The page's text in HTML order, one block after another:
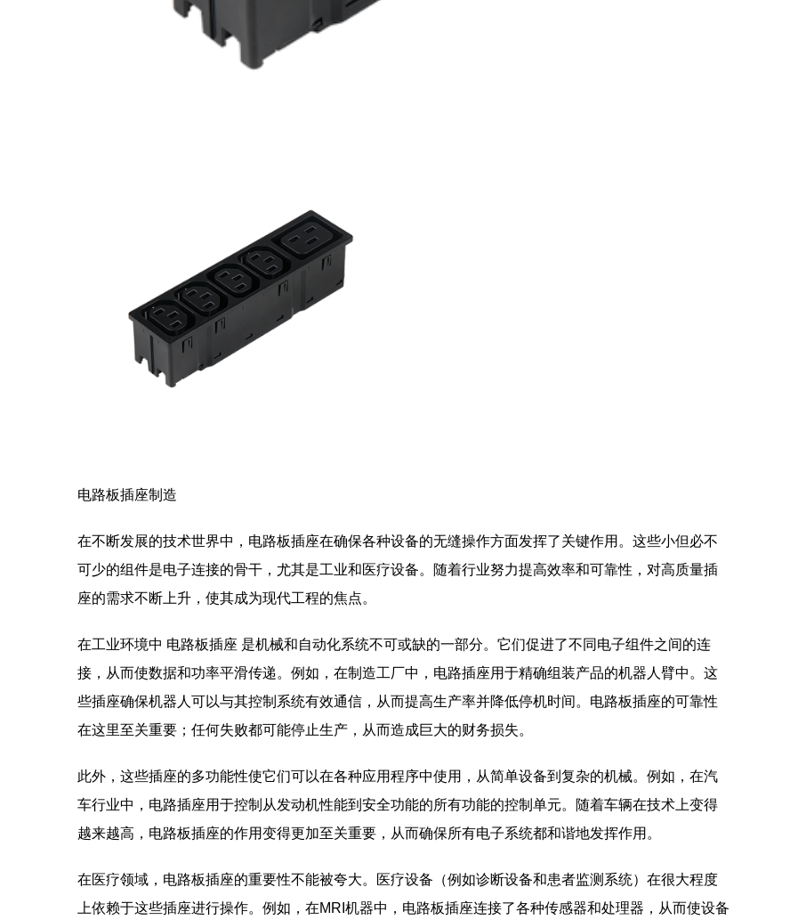
电路板插座制造
在不断发展的技术世界中，电路板插座在确保各种设备的无缝操作方面发挥了关键作用。这些小但必不
可少的组件是电子连接的骨干，尤其是工业和医疗设备。随着行业努力提高效率和可靠性，对高质量插
座的需求不断上升，使其成为现代工程的焦点。
在工业环境中 电路板插座 是机械和自动化系统不可或缺的一部分。它们促进了不同电子组件之间的连
接，从而使数据和功率平滑传递。例如，在制造工厂中，电路插座用于精确组装产品的机器人臂中。这
些插座确保机器人可以与其控制系统有效通信，从而提高生产率并降低停机时间。电路板插座的可靠性
在这里至关重要；任何失败都可能停止生产，从而造成巨大的财务损失。
此外，这些插座的多功能性使它们可以在各种应用程序中使用，从简单设备到复杂的机械。例如，在汽
车行业中，电路插座用于控制从发动机性能到安全功能的所有功能的控制单元。随着车辆在技术上变得
越来越高，电路板插座的作用变得更加至关重要，从而确保所有电子系统都和谐地发挥作用。
在医疗领域，电路板插座的重要性不能被夸大。医疗设备（例如诊断设备和患者监测系统）在很大程度
上依赖于这些插座进行操作。例如，在MRI机器中，电路板插座连接了各种传感器和处理器，从而使设备